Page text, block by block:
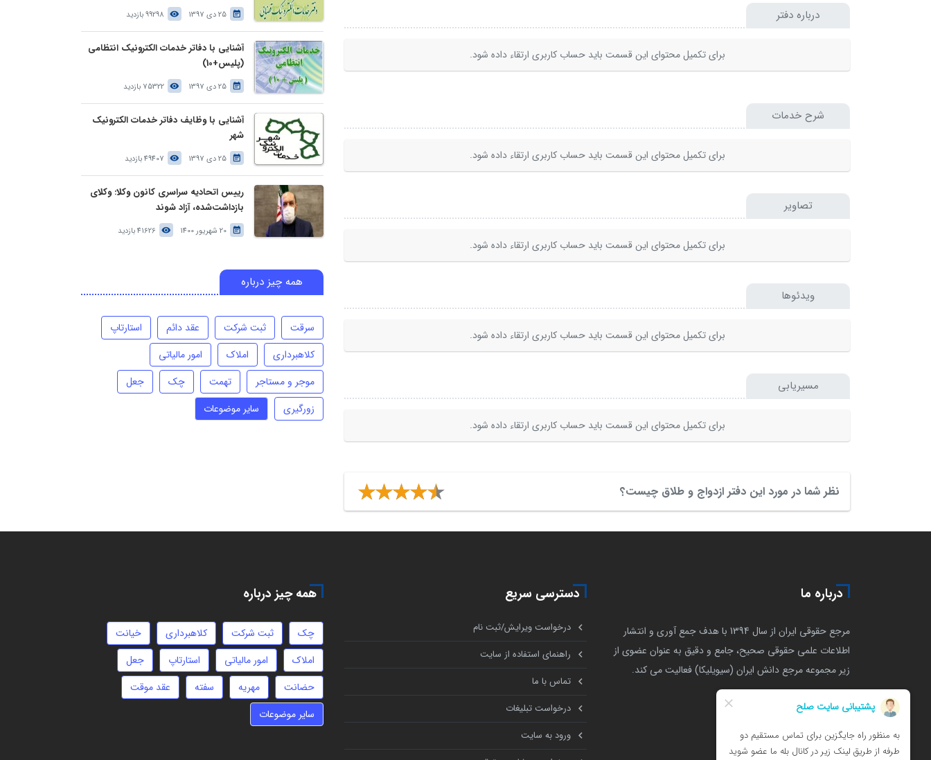
درباره دفتر
برای تکمیل محتوای این قسمت باید حساب کاربری ارتقاء داده شود.
شرح خدمات
برای تکمیل محتوای این قسمت باید حساب کاربری ارتقاء داده شود.
تصاویر
برای تکمیل محتوای این قسمت باید حساب کاربری ارتقاء داده شود.
ویدئوها
برای تکمیل محتوای این قسمت باید حساب کاربری ارتقاء داده شود.
مسیریابی
برای تکمیل محتوای این قسمت باید حساب کاربری ارتقاء داده شود.
نظر شما در مورد این دفتر ازدواج و طلاق چیست؟
25 دی 1397 99298 بازدید
آشنایی با دفاتر خدمات الکترونیک انتظامی
(پلیس+10)
25 دی 1397 75322 بازدید
آشنایی با وظایف دفاتر خدمات الکترونیک
شهر
25 دی 1397 49407 بازدید
رییس اتحادیه سراسری کانون وکلا: وکلای
بازداشت‌شده، آزاد شوند
20 شهریور 1400 41626 بازدید
همه چیز درباره
سرقت ثبت شرکت عقد دائم
استارتاپ
کلاهبرداری
املاک
امور مالیاتی
موجر و مستاجر
تهمت چک
جعل
زورگیری
سایر موضوعات
درباره ما
مرجع حقوقی ایران از سال 1394 با هدف جمع آوری و انتشار
اطلاعات علمی حقوقی صحیح، جامع و دقیق به عنوان عضوی از
زیر مجموعه مرجع دانش ایران (سیویلیکا) فعالیت می کند.
دسترسی سریع
درخواست ویرایش/ثبت نام
راهنمای استفاده از سایت
تماس با ما
درخواست تبلیغات
ورود به سایت
همه چیز درباره
چک ثبت شرکت کلاهبرداری
خیانت
املاک
امور مالیاتی استارتاپ
جعل
حضانت
مهریه سفته
عقد موقت
سایر موضوعات